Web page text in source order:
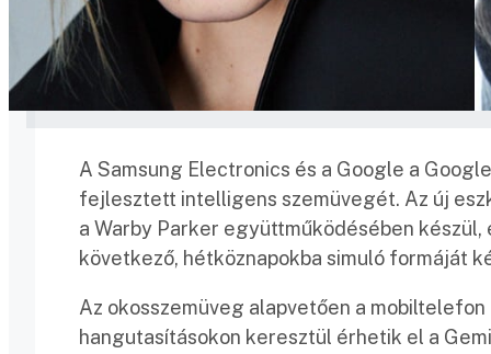
A Samsung Electronics és a Google a
fejlesztett intelligens szemüvegét. Az új
a Warby Parker együttműködésében
következő, hétköznapokba simuló formáját
Az okosszemüveg alapvetően a
hangutasításokon keresztül érhetik el a